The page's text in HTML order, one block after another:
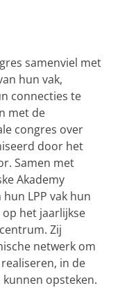
samenviel met
hun vak,
connecties te
met de
congres over
door het
Samen met
Akademy
LPP vak hun
het jaarlijkse
Zij
netwerk om
in de
opsteken.